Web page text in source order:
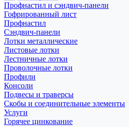
Профнастил и сэндвич-панели
Гофрированный лист
Профнастил
Сэндвич-панели
Лотки металлические
Листовые лотки
Лестничные лотки
Проволочные лотки
Профили
Консоли
Подвесы и траверсы
Скобы и соединительные элементы
Услуги
Горячее цинкование